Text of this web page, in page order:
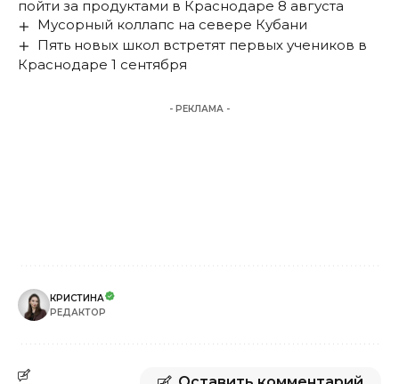
пойти за продуктами в Краснодаре 8 августа
Мусорный коллапс на севере Кубани
Пять новых школ встретят первых учеников в
Краснодаре 1 сентября
- РЕКЛАМА -
КРИСТИНА
РЕДАКТОР